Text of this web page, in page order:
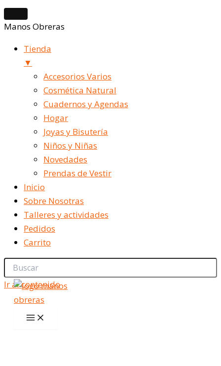
Manos Obreras
Tienda
▼
Accesorios Varios
Cosmética Natural
Cuadernos y Agendas
Hogar
Joyas y Bisutería
Niños y Niñas
Novedades
Prendas de Vestir
Inicio
Sobre Nosotras
Talleres y actividades
Pedidos
Carrito
Ir al contenido